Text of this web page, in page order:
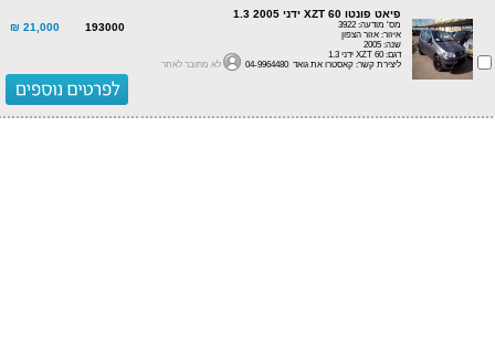
פיאט פונטו XZT 60 ידני 1.3 2005
מס' מודעה: 3922
איזור: אזור הצפון
שנה: 2005
דגם: XZT 60 ידני 1.3
ליצירת קשר: קאסטרו את גואד 04-9964480
לא מחובר לאתר
193000
21,000 ₪